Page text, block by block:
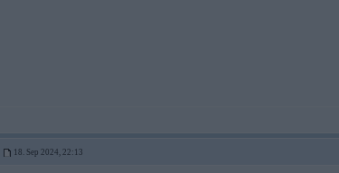
18. Sep 2024, 22:13